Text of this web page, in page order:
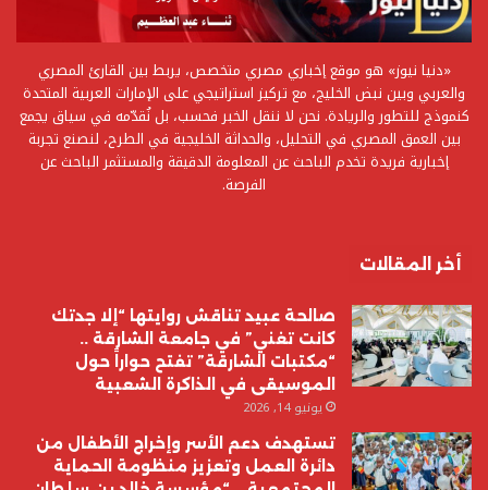
«دنيا نيوز» هو موقع إخباري مصري متخصص، يربط بين القارئ المصري
والعربي وبين نبض الخليج، مع تركيز استراتيجي على الإمارات العربية المتحدة
كنموذج للتطور والريادة. نحن لا ننقل الخبر فحسب، بل نُقدّمه في سياق يجمع
بين العمق المصري في التحليل، والحداثة الخليجية في الطرح، لنصنع تجربة
إخبارية فريدة تخدم الباحث عن المعلومة الدقيقة والمستثمر الباحث عن
الفرصة.
أخر المقالات
صالحة عبيد تناقش روايتها “إلا جدتك
كانت تغني” في جامعة الشارقة ..
“مكتبات الشارقة” تفتح حواراً حول
الموسيقى في الذاكرة الشعبية
يونيو 14, 2026
تستهدف دعم الأسر وإخراج الأطفال من
دائرة العمل وتعزيز منظومة الحماية